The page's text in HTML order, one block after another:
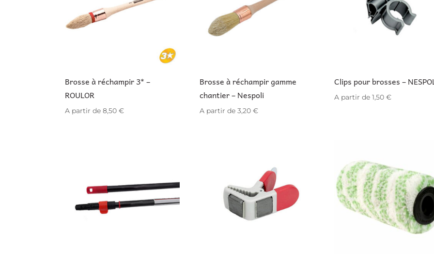
Brosse à réchampir 3* –
ROULOR
A partir de8,50€
Brosse à réchampir gamme
chantier – Nespoli
A partir de3,20€
Clips pour brosses –
A partir de1,50€